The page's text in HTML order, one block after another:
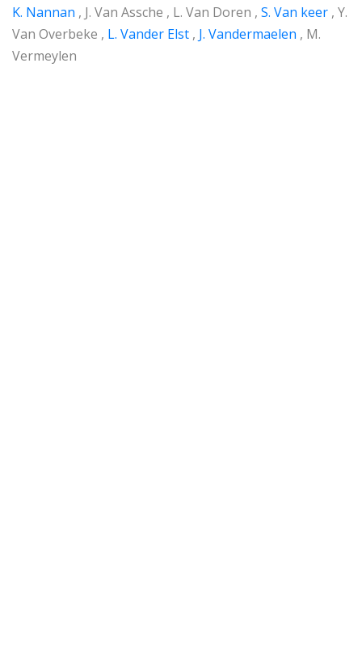
K. Nannan , J. Van Assche , L. Van Doren , S. Van keer , Y.
Van Overbeke , L. Vander Elst , J. Vandermaelen , M.
Vermeylen